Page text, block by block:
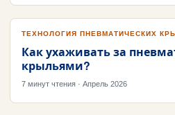
ТЕХНОЛОГИЯ ПНЕВМАТИЧЕСКИХ
Как ухаживать за
крыльями?
7 минут чтения · Апрель 2026